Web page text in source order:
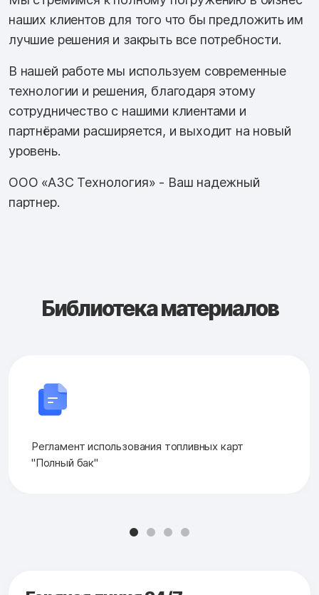
наших клиентов для того что бы предложить им
лучшие решения и закрыть все потребности.
В нашей работе мы используем современные
технологии и решения, благодаря этому
сотрудничество с нашими клиентами и
партнёрами расширяется, и выходит на новый
уровень.
ООО «АЗС Технология» - Ваш надежный
партнер.
Библиотека материалов
Регламент использования топливных карт
"Полный бак"